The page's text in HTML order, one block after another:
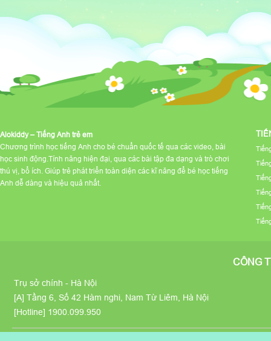
Alokiddy – Tiếng Anh trẻ em
Chương trình học tiếng Anh cho bé chuẩn quốc tế qua các video, bài
học sinh động.Tính năng hiện đại, qua các bài tập đa dạng và trò chơi
thú vị, bổ ích. Giúp trẻ phát triển toàn diện các kĩ năng để bé học tiếng
Anh dễ dàng và hiệu quả nhất.
CÔNG
Trụ sở chính - Hà Nội
[A] Tầng 6, Số 42 Hàm nghi, Nam Từ Liêm, Hà Nội
[Hotline] 1900.099.950